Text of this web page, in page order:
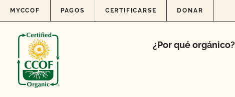
Skip to content
MYCCOF PAGOS CERTIFICARSE DONAR
¿Por qué orgánico?